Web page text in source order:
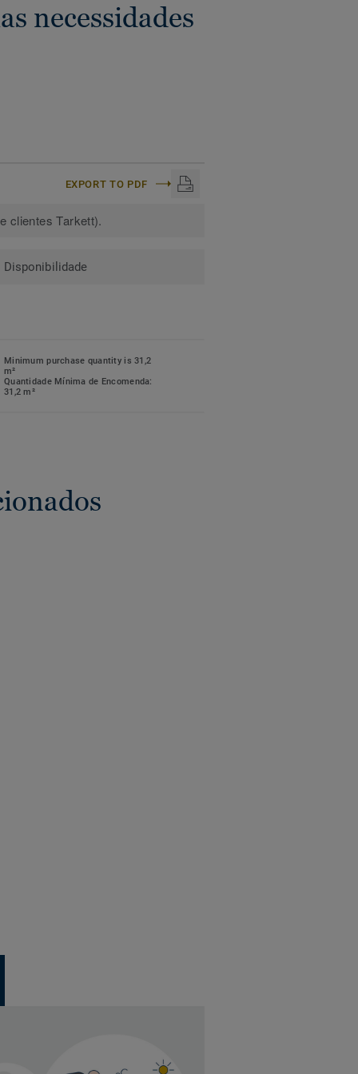
necessidades
EXPORT TO PDF
clientes Tarkett).
Disponibilidade
Minimum purchase quantity is 31,2
m²
Quantidade Mínima de Encomenda:
31,2 m²